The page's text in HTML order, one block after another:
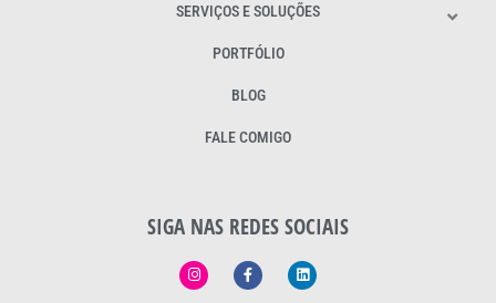
SERVIÇOS E SOLUÇÕES
PORTFÓLIO
BLOG
FALE COMIGO
SIGA NAS REDES SOCIAIS